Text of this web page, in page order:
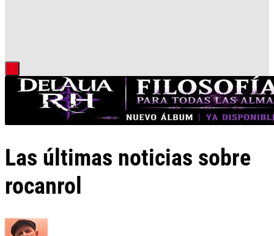
Las últimas noticias sobre
rocanrol